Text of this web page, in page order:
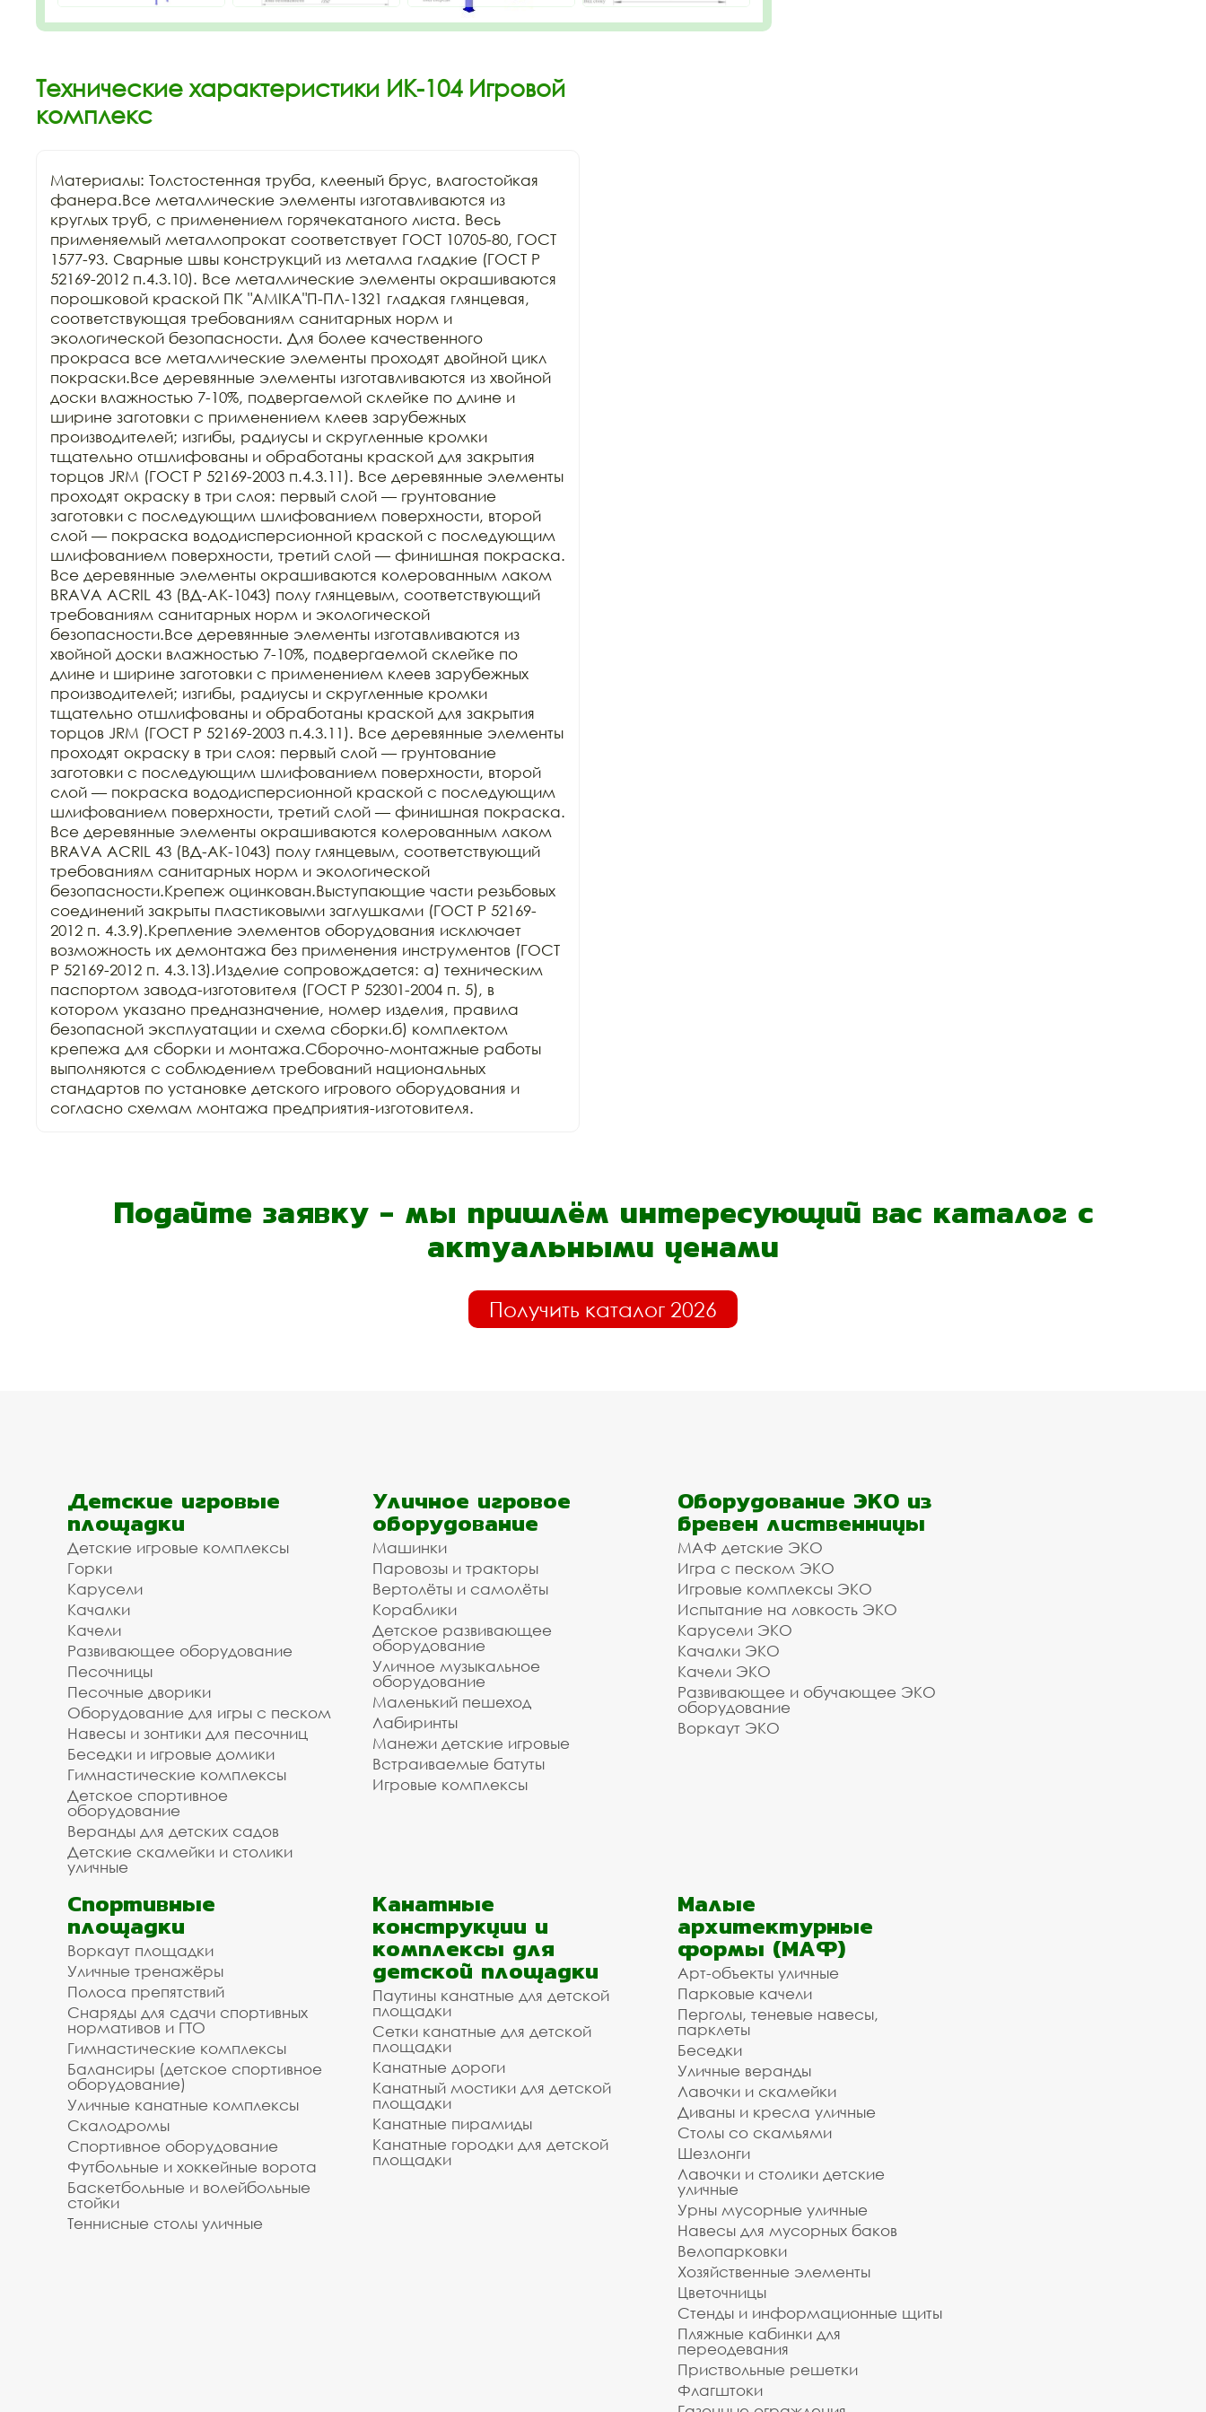
Технические характеристики ИК-104 Игровой
комплекс
Материалы: Толстостенная труба, клееный брус, влагостойкая
фанера.Все металлические элементы изготавливаются из
круглых труб, с применением горячекатаного листа. Весь
применяемый металлопрокат соответствует ГОСТ 10705-80, ГОСТ
1577-93. Сварные швы конструкций из металла гладкие (ГОСТ Р
52169-2012 п.4.3.10). Все металлические элементы окрашиваются
порошковой краской ПК "АМIKA"П-ПЛ-1321 гладкая глянцевая,
соответствующая требованиям санитарных норм и
экологической безопасности. Для более качественного
прокраса все металлические элементы проходят двойной цикл
покраски.Все деревянные элементы изготавливаются из хвойной
доски влажностью 7-10%, подвергаемой склейке по длине и
ширине заготовки с применением клеев зарубежных
производителей; изгибы, радиусы и скругленные кромки
тщательно отшлифованы и обработаны краской для закрытия
торцов JRM (ГОСТ Р 52169-2003 п.4.3.11). Все деревянные элементы
проходят окраску в три слоя: первый слой — грунтование
заготовки с последующим шлифованием поверхности, второй
слой — покраска вододисперсионной краской с последующим
шлифованием поверхности, третий слой — финишная покраска.
Все деревянные элементы окрашиваются колерованным лаком
BRAVA ACRIL 43 (ВД-АК-1043) полу глянцевым, соответствующий
требованиям санитарных норм и экологической
безопасности.Все деревянные элементы изготавливаются из
хвойной доски влажностью 7-10%, подвергаемой склейке по
длине и ширине заготовки с применением клеев зарубежных
производителей; изгибы, радиусы и скругленные кромки
тщательно отшлифованы и обработаны краской для закрытия
торцов JRM (ГОСТ Р 52169-2003 п.4.3.11). Все деревянные элементы
проходят окраску в три слоя: первый слой — грунтование
заготовки с последующим шлифованием поверхности, второй
слой — покраска вододисперсионной краской с последующим
шлифованием поверхности, третий слой — финишная покраска.
Все деревянные элементы окрашиваются колерованным лаком
BRAVA ACRIL 43 (ВД-АК-1043) полу глянцевым, соответствующий
требованиям санитарных норм и экологической
безопасности.Крепеж оцинкован.Выступающие части резьбовых
соединений закрыты пластиковыми заглушками (ГОСТ Р 52169-
2012 п. 4.3.9).Крепление элементов оборудования исключает
возможность их демонтажа без применения инструментов (ГОСТ
Р 52169-2012 п. 4.3.13).Изделие сопровождается: а) техническим
паспортом завода-изготовителя (ГОСТ Р 52301-2004 п. 5), в
котором указано предназначение, номер изделия, правила
безопасной эксплуатации и схема сборки.б) комплектом
крепежа для сборки и монтажа.Сборочно-монтажные работы
выполняются с соблюдением требований национальных
стандартов по установке детского игрового оборудования и
согласно схемам монтажа предприятия-изготовителя.
Подайте заявку - мы пришлём интересующий вас каталог с
актуальными ценами
Получить каталог 2026
Детские игровые
площадки
Детские игровые комплексы
Горки
Карусели
Качалки
Качели
Развивающее оборудование
Песочницы
Песочные дворики
Оборудование для игры с песком
Навесы и зонтики для песочниц
Беседки и игровые домики
Гимнастические комплексы
Детское спортивное
оборудование
Веранды для детских садов
Детские скамейки и столики
уличные
Уличное игровое
оборудование
Машинки
Паровозы и тракторы
Вертолёты и самолёты
Кораблики
Детское развивающее
оборудование
Уличное музыкальное
оборудование
Маленький пешеход
Лабиринты
Манежи детские игровые
Встраиваемые батуты
Игровые комплексы
Оборудование ЭКО из
бревен лиственницы
МАФ детские ЭКО
Игра с песком ЭКО
Игровые комплексы ЭКО
Испытание на ловкость ЭКО
Карусели ЭКО
Качалки ЭКО
Качели ЭКО
Развивающее и обучающее ЭКО
оборудование
Воркаут ЭКО
Спортивные
площадки
Воркаут площадки
Уличные тренажёры
Полоса препятствий
Снаряды для сдачи спортивных
нормативов и ГТО
Гимнастические комплексы
Балансиры (детское спортивное
оборудование)
Уличные канатные комплексы
Скалодромы
Спортивное оборудование
Футбольные и хоккейные ворота
Баскетбольные и волейбольные
стойки
Теннисные столы уличные
Канатные
конструкции и
комплексы для
детской площадки
Паутины канатные для детской
площадки
Сетки канатные для детской
площадки
Канатные дороги
Канатный мостики для детской
площадки
Канатные пирамиды
Канатные городки для детской
площадки
Малые
архитектурные
формы (МАФ)
Арт-объекты уличные
Парковые качели
Перголы, теневые навесы,
парклеты
Беседки
Уличные веранды
Лавочки и скамейки
Диваны и кресла уличные
Столы со скамьями
Шезлонги
Лавочки и столики детские
уличные
Урны мусорные уличные
Навесы для мусорных баков
Велопарковки
Хозяйственные элементы
Цветочницы
Стенды и информационные щиты
Пляжные кабинки для
переодевания
Приствольные решетки
Флагштоки